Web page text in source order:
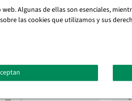
Algunas de ellas son esenciales,
las cookies que utilizamos y sus